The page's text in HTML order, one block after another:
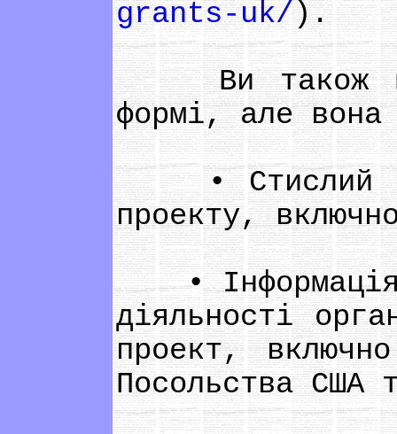
grants-uk/).
Ви також
формі, але вона
• Стислий
проекту,
• Інформація
діяльності
проект,
Посольства США